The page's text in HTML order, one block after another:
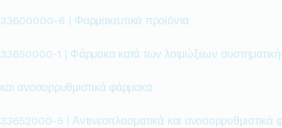
33600000-6 | Φαρμακευτικά προϊόντα
33650000-1 | Φάρμακα κατά των λοιμώξεων
και ανοσορρυθμιστικά φάρμακα
33652000-5 | Αντινεοπλασματικά και ανοσορρυθμιστικά